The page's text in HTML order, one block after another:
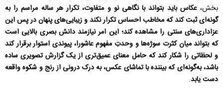
بخش،عکاس باید بتواند با نگاهی نو و متفاوت، تکرار هر ساله مراسم را به
گونه‌ای ثبت کند که مخاطب احساس تکرار نکند و زیبایی‌های پنهان در پس این
عزاداری‌های سنتی را مشاهده کند؛ این امر نیازمند دانش بصری بالایی است
که بتواند میان کثرت سوژه‌ها و وحدتِ مفهوم عاشورا، پیوندی استوار برقرار کند
و لحظاتی را شکار کند که حامل معنای عمیق‌تری از یک گزارش تصویری ساده
باشد، به‌گونه‌ای که بیننده با تماشای عکس، به درک درونی از رنج و شکوه واقعه
دست یابد.